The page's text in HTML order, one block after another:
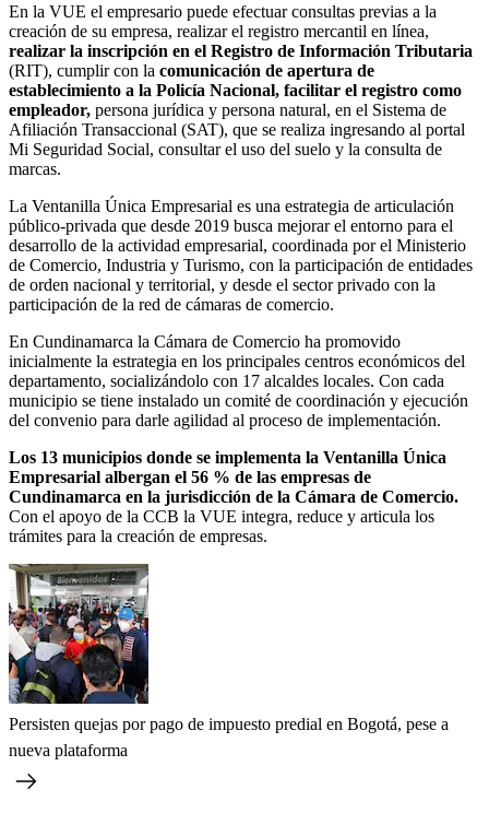
En la VUE el empresario puede efectuar consultas previas a la
creación de su empresa, realizar el registro mercantil en línea,
realizar la inscripción en el Registro de Información Tributaria
(RIT), cumplir con la comunicación de apertura de
establecimiento a la Policía Nacional, facilitar el registro como
empleador, persona jurídica y persona natural, en el Sistema de
Afiliación Transaccional (SAT), que se realiza ingresando al portal
Mi Seguridad Social, consultar el uso del suelo y la consulta de
marcas.
La Ventanilla Única Empresarial es una estrategia de articulación
público-privada que desde 2019 busca mejorar el entorno para el
desarrollo de la actividad empresarial, coordinada por el Ministerio
de Comercio, Industria y Turismo, con la participación de entidades
de orden nacional y territorial, y desde el sector privado con la
participación de la red de cámaras de comercio.
En Cundinamarca la Cámara de Comercio ha promovido
inicialmente la estrategia en los principales centros económicos del
departamento, socializándolo con 17 alcaldes locales. Con cada
municipio se tiene instalado un comité de coordinación y ejecución
del convenio para darle agilidad al proceso de implementación.
Los 13 municipios donde se implementa la Ventanilla Única
Empresarial albergan el 56 % de las empresas de
Cundinamarca en la jurisdicción de la Cámara de Comercio.
Con el apoyo de la CCB la VUE integra, reduce y articula los
trámites para la creación de empresas.
Persisten quejas por pago de impuesto predial en Bogotá, pese a
nueva plataforma